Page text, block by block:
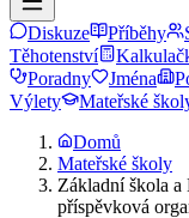
Diskuze Příběhy
Těhotenství
Poradny
Jména
Výlety
Mateřské
Domů
Mateřské školy
Základní škola a
příspěvková